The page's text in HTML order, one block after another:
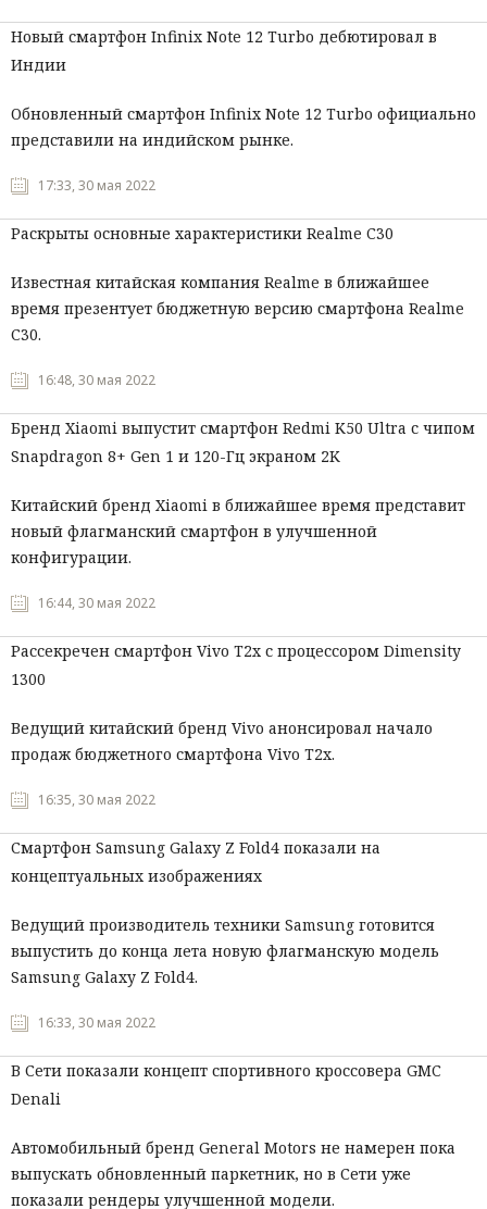
Новый смартфон Infinix Note 12 Turbo дебютировал в
Индии
Обновленный смартфон Infinix Note 12 Turbo официально
представили на индийском рынке.
17:33, 30 мая 2022
Раскрыты основные характеристики Realme C30
Известная китайская компания Realme в ближайшее
время презентует бюджетную версию смартфона Realme
С30.
16:48, 30 мая 2022
Бренд Xiaomi выпустит смартфон Redmi K50 Ultra с чипом
Snapdragon 8+ Gen 1 и 120-Гц экраном 2K
Китайский бренд Xiaomi в ближайшее время представит
новый флагманский смартфон в улучшенной
конфигурации.
16:44, 30 мая 2022
Рассекречен смартфон Vivo T2x с процессором Dimensity
1300
Ведущий китайский бренд Vivo анонсировал начало
продаж бюджетного смартфона Vivo T2x.
16:35, 30 мая 2022
Смартфон Samsung Galaxy Z Fold4 показали на
концептуальных изображениях
Ведущий производитель техники Samsung готовится
выпустить до конца лета новую флагманскую модель
Samsung Galaxy Z Fold4.
16:33, 30 мая 2022
В Сети показали концепт спортивного кроссовера GMC
Denali
Автомобильный бренд General Motors не намерен пока
выпускать обновленный паркетник, но в Сети уже
показали рендеры улучшенной модели.